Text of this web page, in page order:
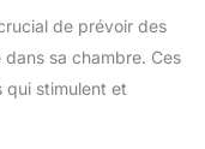
de prévoir des
sa chambre. Ces
qui stimulent et